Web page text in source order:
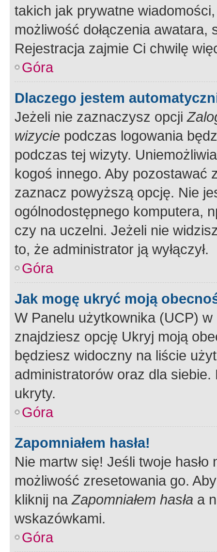
takich jak prywatne
możliwość dołączenia
Rejestracja zajmie Ci chwilę
Góra
Dlaczego jestem
Jeżeli nie zaznaczysz opcji
wizycie podczas logowania
podczas tej wizyty.
kogoś innego. Aby pozostawać
zaznacz powyższą opcję. Nie
ogólnodostępnego komputera,
czy na uczelni. Jeżeli nie
to, że administrator ją wyłączył.
Góra
Jak mogę ukryć moją
W Panelu użytkownika (UCP) w
znajdziesz opcję Ukryj moją
będziesz widoczny na liście
administratorów oraz dla
ukryty.
Góra
Zapomniałem hasła!
Nie martw się! Jeśli twoje
możliwość zresetowania go.
kliknij naZapomniałem hasła a
wskazówkami.
Góra